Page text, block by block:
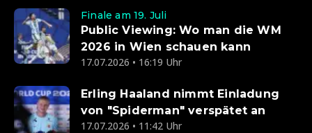
Finale am 19. Juli
Public Viewing: Wo man die WM
2026 in Wien schauen kann
17.07.2026 • 16:19 Uhr
Erling Haaland nimmt Einladung
von "Spiderman" verspätet an
17.07.2026 • 11:42 Uhr